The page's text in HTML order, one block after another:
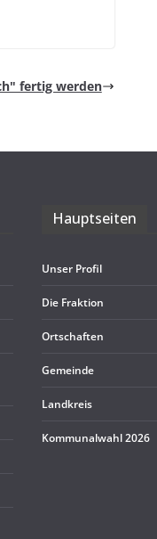
fer­tig werden
Haupt­sei­ten
Unser Pro­fil
Die Frak­tion
Ort­schaf­ten
Gemeinde
Land­kreis
Kom­mu­nal­wahl 2026